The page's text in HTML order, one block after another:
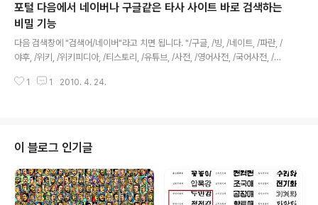
L 호환으로 통일됩니다. 그리고 바다는 말 처럼 모든 물이 모이는 제일 낮은 곳
이니까 자바나 닷넷, GTK, QT 등 모든 언어를 지원해야됩니다. 물론 그렇게
안 갈 가능성이 크므로 바다는 망할 수도 있습니다. 소프트웨..
포털 다음에서 네이버나 구글같은 타사 사이트 바로 검색하는
비밀 기능
다음 검색창에 "검색어/네이버"라고 치면 됩니다. "/구글, /빙, /네이트, /파란, /
야후, /위키, /위키피디아, /티스토리, /유튜브, /사전, /영어사전, /국어사전, /쇼
도 됩니다. 참고 도움말: http://blog.daum.net/ccdaum/130 http://blog.
1 1 2010. 4. 24.
이 블로그 인기글